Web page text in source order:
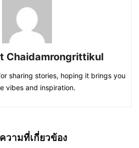
Chaidamrongrittikul
sharing stories, hoping it brings you
vibes and inspiration.
วามที่เกี่ยวข้อง